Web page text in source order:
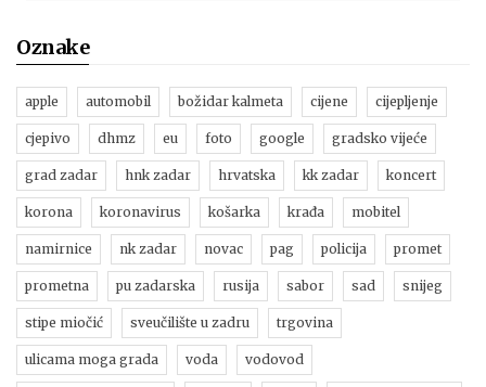
Oznake
apple automobil božidar kalmeta cijene cijepljenje
cjepivo dhmz eu foto google gradsko vijeće
grad zadar hnk zadar hrvatska kk zadar koncert
korona koronavirus košarka krađa mobitel
namirnice nk zadar novac pag policija promet
prometna pu zadarska rusija sabor sad snijeg
stipe miočić sveučilište u zadru trgovina
ulicama moga grada voda vodovod